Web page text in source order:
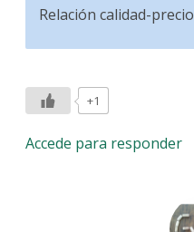
Relación calidad-precio
+1
Accede para responder